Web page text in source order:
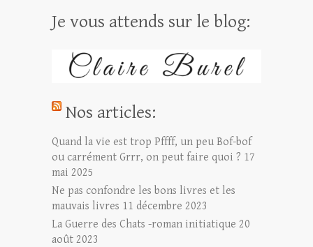
Je vous attends sur le blog:
Nos articles:
Quand la vie est trop Pffff, un peu Bof-bof
ou carrément Grrr, on peut faire quoi ? 17
mai 2025
Ne pas confondre les bons livres et les
mauvais livres 11 décembre 2023
La Guerre des Chats -roman initiatique 20
août 2023